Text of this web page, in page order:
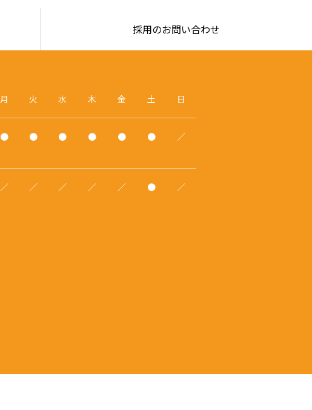
採用のお問い合わせ
月 火 水 木 金 土 日
● ● ● ● ● ● ／
／ ／ ／ ／ ／ ● ／